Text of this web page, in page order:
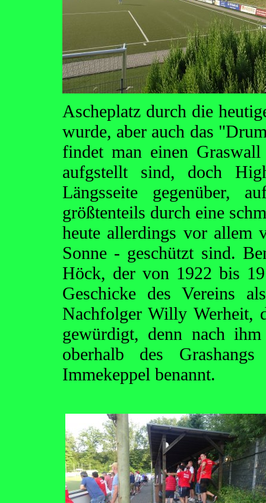
Ascheplatz durch die
wurde, aber auch das
findet man einen
aufgstellt sind, doch
Längsseite
größtenteils durch eine
heute allerdings vor allem
Sonne - geschützt sind.
Höck, der von 1922 bis
Geschicke des Vereins
Nachfolger Willy Werheit,
gewürdigt, denn nach
oberhalb des
Immekeppel benannt.